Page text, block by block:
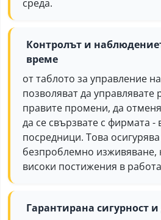
среда.
Контролът и
време
от таблото за управление
позволяват да управлявате
правите промени, да
да се свързвате с фирмата -
посредници. Това
безпроблемно изживяване,
високи постижения в
Гарантирана сигурност